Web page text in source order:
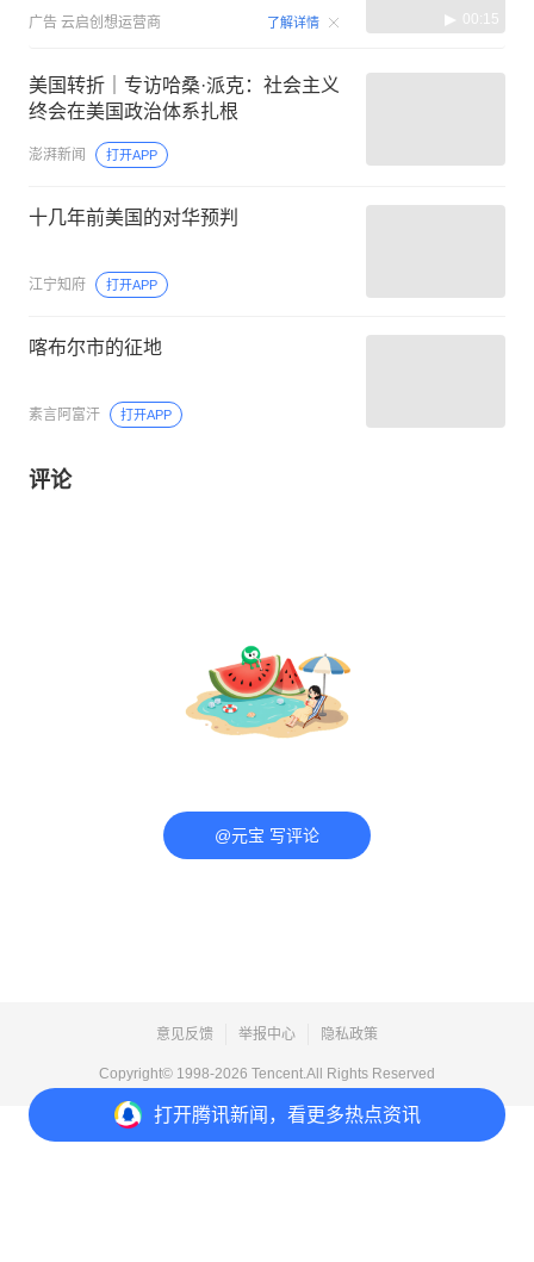
打开腾讯新闻，看更多热点资讯
广告 云启创想运营商 了解详情 00:15
美国转折｜专访哈桑·派克：社会主义
终会在美国政治体系扎根
澎湃新闻 打开APP
十几年前美国的对华预判
江宁知府 打开APP
喀布尔市的征地
素言阿富汗 打开APP
评论
@元宝 写评论
意见反馈 举报中心 隐私政策
Copyright© 1998-2026 Tencent.All Rights Reserved